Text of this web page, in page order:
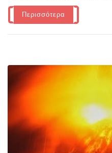
Περισσότερα